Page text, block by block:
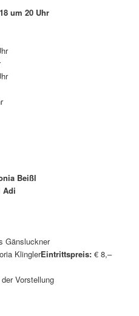
um 20 Uhr
Beißl
Adi
Gänsluckner
KlinglerEintrittspreis: € 8,–
Vorstellung